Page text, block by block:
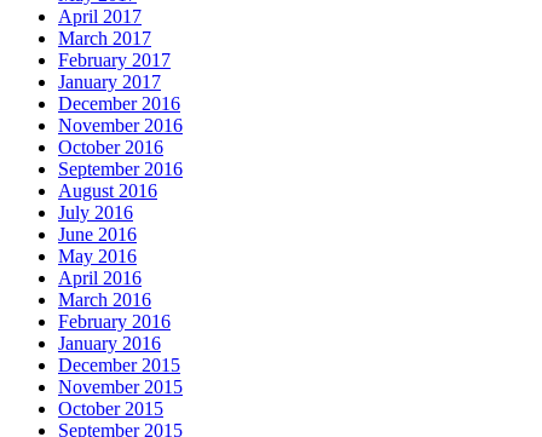
April 2017
March 2017
February 2017
January 2017
December 2016
November 2016
October 2016
September 2016
August 2016
July 2016
June 2016
May 2016
April 2016
March 2016
February 2016
January 2016
December 2015
November 2015
October 2015
September 2015